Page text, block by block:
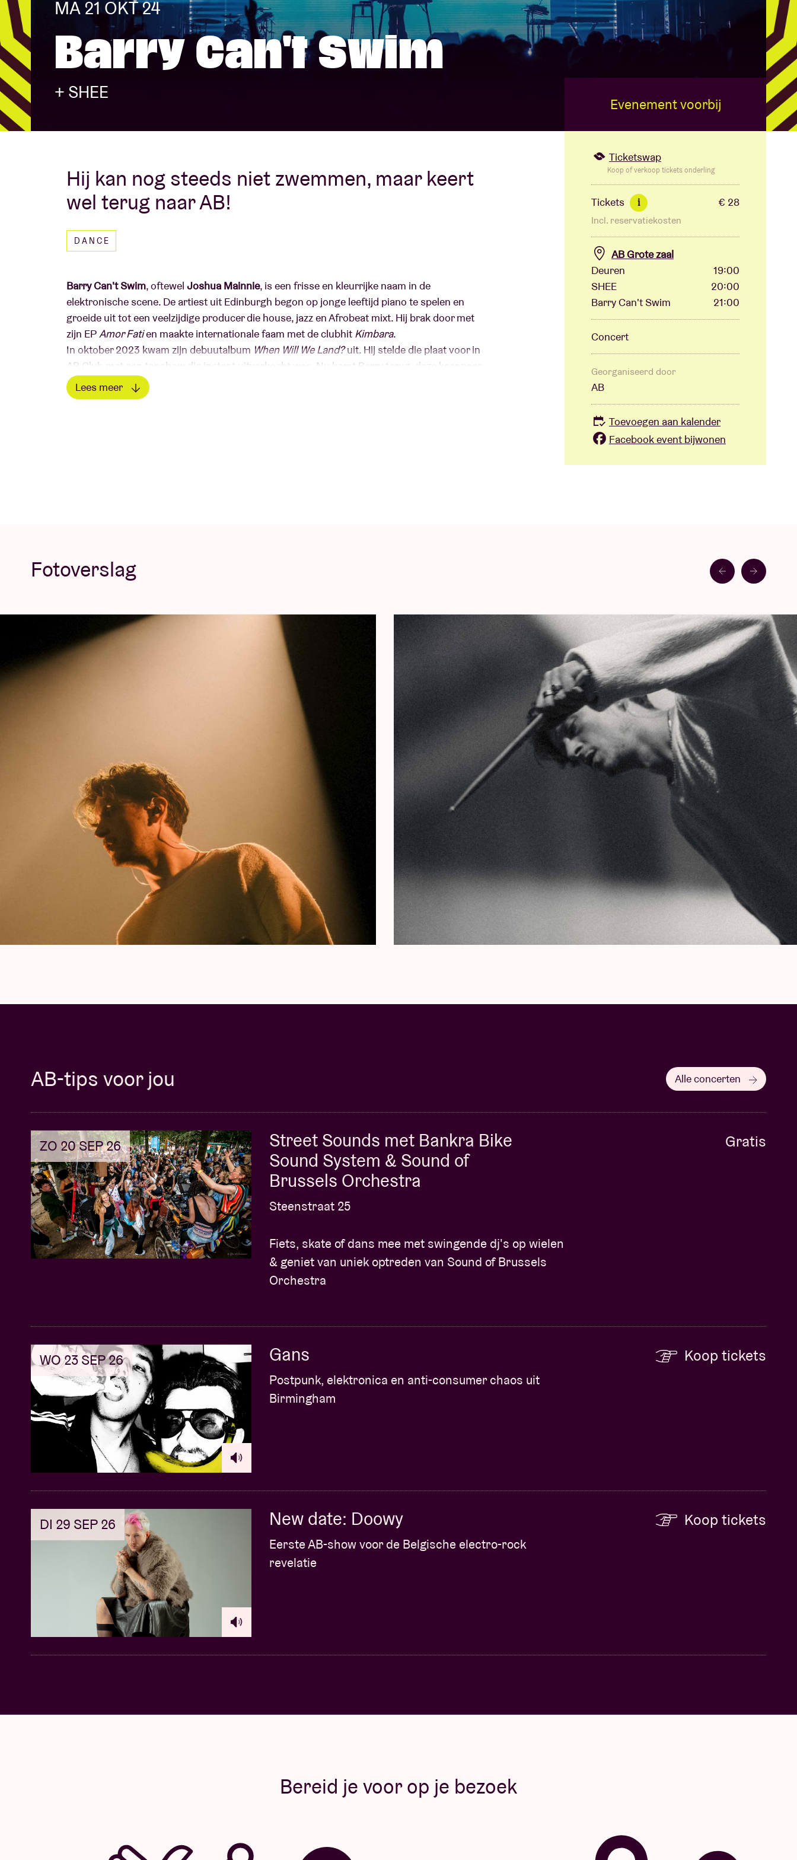
Bezoekersinfo
AB ❤ you
Over AB
MA 21 OKT 24
Barry Can't Swim
+ SHEE
Hij kan nog steeds niet zwemmen, maar keert
wel terug naar AB!
DANCE
Barry Can't Swim, oftewel Joshua Mainnie, is een frisse en kleurrijke naam in de
elektronische scene. De artiest uit Edinburgh begon op jonge leeftijd piano te spelen en
groeide uit tot een veelzijdige producer die house, jazz en Afrobeat mixt. Hij brak door met
zijn EPAmor Fatien maakte internationale faam met de clubhit Kimbara.
In oktober 2023 kwam zijn debuutalbum When Will We Land?uit. Hij stelde die plaat voor in
AB Club met een topshow die instant uitverkocht was. Nu komt Barry terug, deze keer naar
de Grote Zaal én met een liveshow waarin hij drums en gitaar combineert met zijn
elektronische beats. Een echte beleving!
Lees meer
Evenement voorbij
Ticketswap
Koop of verkoop tickets onderling
Tickets i € 28
Incl. reservatiekosten
AB Grote zaal
Deuren
19:00
SHEE
20:00
Barry Can't Swim
21:00
Concert
Georganiseerd door
AB
Toevoegen aan kalender
Facebook event bijwonen
Fotoverslag
AB-tips voor jou Alle concerten
ZO 20 SEP 26
Street Sounds met Bankra Bike
Sound System & Sound of
Brussels Orchestra
Steenstraat 25
Fiets, skate of dans mee met swingende dj's op wielen
& geniet van uniek optreden van Sound of Brussels
Orchestra
Gratis
WO 23 SEP 26 Gans
Postpunk, elektronica en anti-consumer chaos uit
Birmingham
Koop tickets
DI 29 SEP 26 New date: Doowy
Eerste AB-show voor de Belgische electro-rock
revelatie
Koop tickets
Bereid je voor op je bezoek